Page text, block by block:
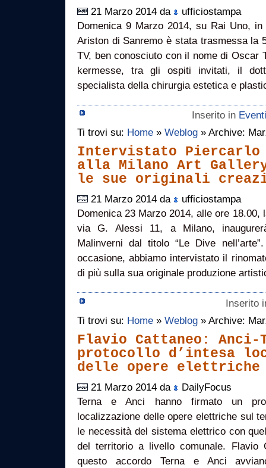
21 Marzo 2014 da
ufficiostampa
Domenica 9 Marzo 2014, su Rai Uno,
Ariston di Sanremo è stata trasmessa la
TV, ben conosciuto con il nome di Oscar
kermesse, tra gli ospiti invitati, il
specialista della chirurgia estetica e
Inserito in Eventi
Ti trovi su: Home » Weblog » Archive:
Intervistato Piercarlo
alla Milano Art
le sue originali
21 Marzo 2014 da
ufficiostampa
Domenica 23 Marzo 2014, alle ore
via G. Alessi 11, a Milano,
Malinverni dal titolo “Le Dive
occasione, abbiamo intervistato il
di più sulla sua originale produzione
Inserito
Ti trovi su: Home » Weblog » Archive:
Flavio Cattaneo: Anci-
protocollo d’intesa
delle opere elettriche
21 Marzo 2014 da
DailyFocus
Terna e Anci hanno firmato un
localizzazione delle opere elettriche sul
le necessità del sistema elettrico con
del territorio a livello comunale. Flavio
questo accordo Terna e Anci